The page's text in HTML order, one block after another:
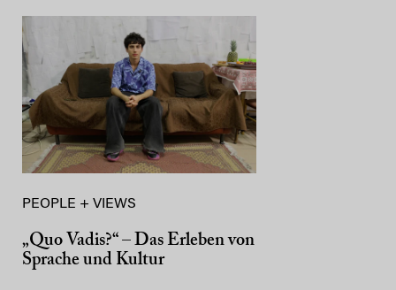
PEOPLE + VIEWS
„Quo Vadis?“ – Das Erleben von
Sprache und Kultur